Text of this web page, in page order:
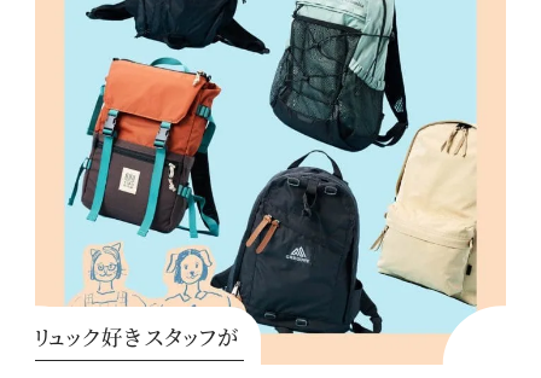
リュック好きスタッフが